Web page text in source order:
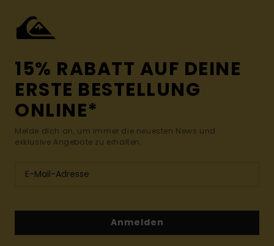
15% RABATT AUF DEINE
ERSTE BESTELLUNG
ONLINE*
Melde dich an, um immer die neuesten News und
exklusive Angebote zu erhalten.
Anmelden